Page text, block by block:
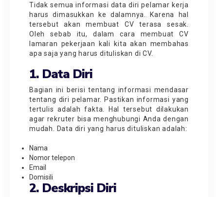
Tidak semua informasi data diri pelamar kerja
harus dimasukkan ke dalamnya. Karena hal
tersebut akan membuat CV terasa sesak.
Oleh sebab itu, dalam
cara membuat CV
lamaran pekerjaan kali kita akan membahas
apa saja yang harus dituliskan di CV.
1. Data Diri
Bagian ini berisi tentang informasi mendasar
tentang diri pelamar. Pastikan informasi yang
tertulis adalah fakta. Hal tersebut dilakukan
agar rekruter bisa menghubungi Anda dengan
mudah. Data diri yang harus dituliskan adalah:
Nama
Nomor telepon
Email
Domisili
2. Deskripsi Diri